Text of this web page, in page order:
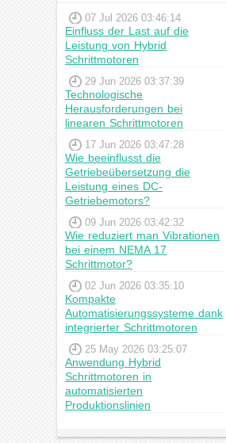
07 Jul 2026 03:46:14
Einfluss der Last auf die
Leistung von Hybrid
Schrittmotoren
29 Jun 2026 03:37:39
Technologische
Herausforderungen bei
linearen Schrittmotoren
17 Jun 2026 03:47:28
Wie beeinflusst die
Getriebeübersetzung die
Leistung eines DC-
Getriebemotors?
09 Jun 2026 03:42:32
Wie reduziert man Vibrationen
bei einem NEMA 17
Schrittmotor?
02 Jun 2026 03:35:10
Kompakte
Automatisierungssysteme dank
integrierter Schrittmotoren
25 May 2026 03:25:07
Anwendung Hybrid
Schrittmotoren in
automatisierten
Produktionslinien